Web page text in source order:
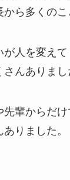
ら多くのこ
が人を変え
んありまし
先輩からだ
りました。